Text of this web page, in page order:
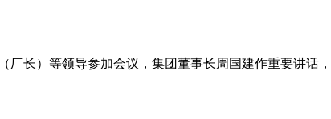
长）等领导参加会议，集团董事长周国建作重要讲话